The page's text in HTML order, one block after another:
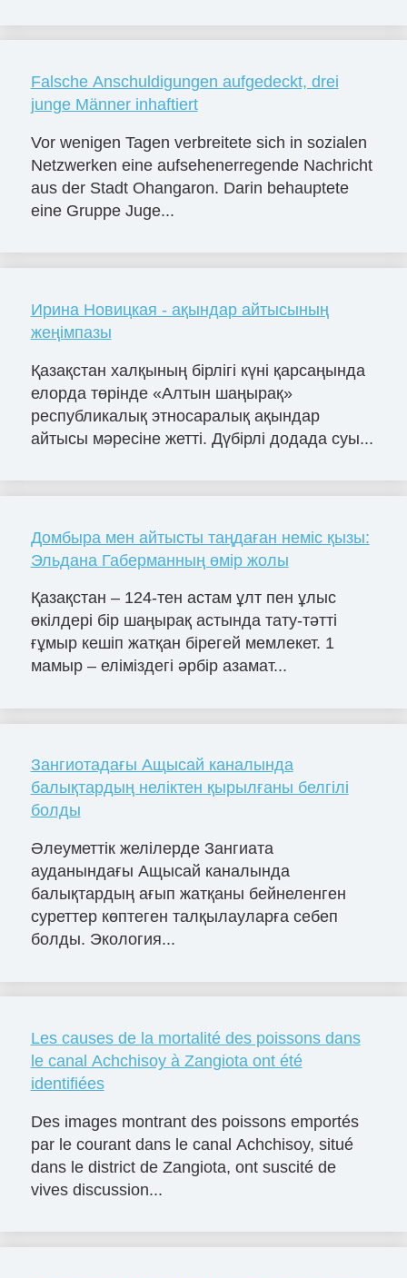
Falsche Anschuldigungen aufgedeckt, drei
junge Männer inhaftiert
Vor wenigen Tagen verbreitete sich in sozialen
Netzwerken eine aufsehenerregende Nachricht
aus der Stadt Ohangaron. Darin behauptete
eine Gruppe Juge...
Ирина Новицкая - ақындар айтысының
жеңімпазы
Қазақстан халқының бірлігі күні қарсаңында
елорда төрінде «Алтын шаңырақ»
республикалық этносаралық ақындар
айтысы мәресіне жетті. Дүбірлі додада суы...
Домбыра мен айтысты таңдаған неміс қызы:
Эльдана Габерманның өмір жолы
Қазақстан – 124-тен астам ұлт пен ұлыс
өкілдері бір шаңырақ астында тату-тәтті
ғұмыр кешіп жатқан бірегей мемлекет. 1
мамыр – еліміздегі әрбір азамат...
Зангиотадағы Ащысай каналында
балықтардың неліктен қырылғаны белгілі
болды
Әлеуметтік желілерде Зангиата
ауданындағы Ащысай каналында
балықтардың ағып жатқаны бейнеленген
суреттер көптеген талқылауларға себеп
болды. Экология...
Les causes de la mortalité des poissons dans
le canal Achchisoy à Zangiota ont été
identifiées
Des images montrant des poissons emportés
par le courant dans le canal Achchisoy, situé
dans le district de Zangiota, ont suscité de
vives discussion...